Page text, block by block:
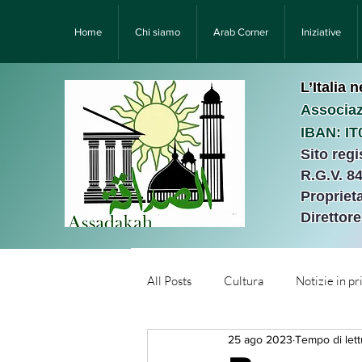
Home Chi siamo Arab Corner Iniziative
L’Italia
IBAN:
Sito
R.G.V.
All Posts Cultura Notizie in
Նորություններ/Notizie Armene
25 ago 2023 Tempo di